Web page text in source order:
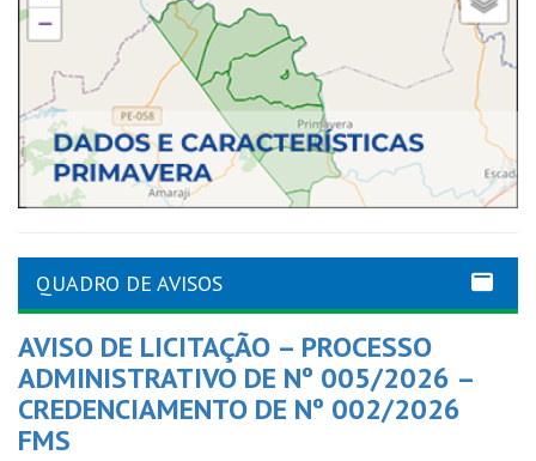
QUADRO DE AVISOS
AVISO DE LICITAÇÃO – PROCESSO
ADMINISTRATIVO DE Nº 005/2026 –
CREDENCIAMENTO DE Nº 002/2026
FMS